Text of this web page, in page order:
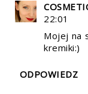
22:01
Mojej na
kremiki:)
ODPOWIEDZ